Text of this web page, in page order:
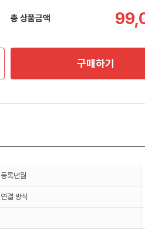
총 상품금액
구매하기
등록년월
연결 방식